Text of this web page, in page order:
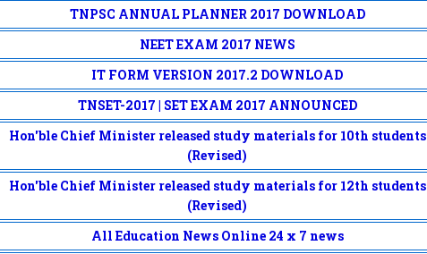
TNPSC ANNUAL PLANNER 2017 DOWNLOAD
NEET EXAM 2017 NEWS
IT FORM VERSION 2017.2 DOWNLOAD
TNSET-2017 | SET EXAM 2017 ANNOUNCED
Hon'ble Chief Minister released study materials for 10th students
(Revised)
Hon'ble Chief Minister released study materials for 12th students
(Revised)
All Education News Online 24 x 7 news